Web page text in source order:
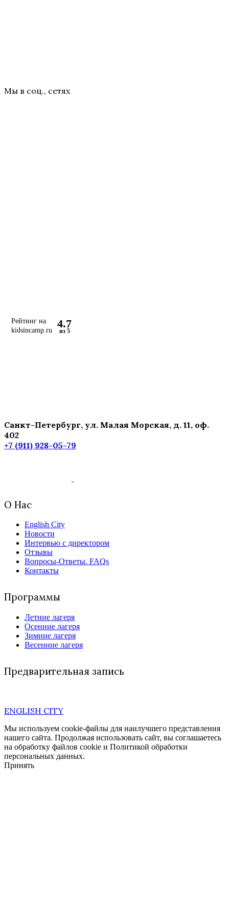
Мы в соц., сетях
Рейтинг на
kidsincamp.ru
4.7
из 5
Санкт-Петербург, ул. Малая Морская, д. 11, оф.
402
+7 (911) 928-05-79
О Нас
English City
Новости
Интервью с директором
Отзывы
Вопросы-Ответы. FAQs
Контакты
Программы
Летние лагеря
Осенние лагеря
Зимние лагеря
Весенние лагеря
Предварительная запись
ENGLISH CITY
Мы используем cookie-файлы для наилучшего представления
нашего сайта. Продолжая использовать сайт, вы соглашаетесь
на обработку файлов cookie и Политикой обработки
персональных данных.
Принять